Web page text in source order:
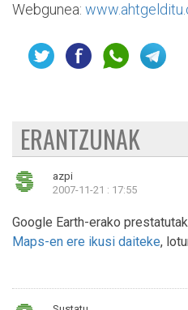
Webgunea:
ERANTZUNAK
azpi
2007-11-21 : 17:55
Google Earth-erako
Maps-en ere ikusi daiteke,